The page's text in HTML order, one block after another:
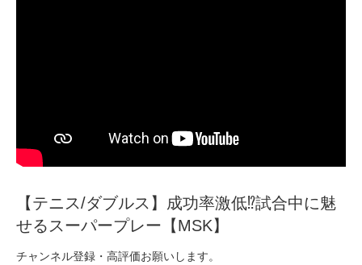
【テニス/ダブルス】成功率激低⁉︎試合中に魅
せるスーパープレー【MSK】
チャンネル登録・高評価お願いします。